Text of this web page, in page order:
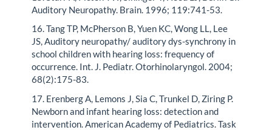
Auditory Neuropathy. Brain. 1996; 119:741-53.
16. Tang TP, McPherson B, Yuen KC, Wong LL, Lee
JS, Auditory neuropathy/ auditory dys-synchrony in
school children with hearing loss: frequency of
occurrence. Int. J. Pediatr. Otorhinolaryngol. 2004;
68(2):175-83.
17. Erenberg A, Lemons J, Sia C, Trunkel D, Ziring P.
Newborn and infant hearing loss: detection and
intervention. American Academy of Pediatrics. Task